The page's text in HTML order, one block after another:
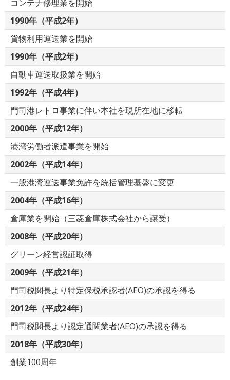
コンテナ修理業を開始
1990年（平成2年）
貨物利用運送業を開始
1990年（平成2年）
自動車運送取扱業を開始
1992年（平成4年）
門司港レトロ事業に伴い本社を現所在地に移転
2000年（平成12年）
港湾労働者派遣事業を開始
2002年（平成14年）
一般港湾運送事業免許を統括管理基盤に変更
2004年（平成16年）
倉庫業を開始（三菱倉庫株式会社から譲受）
2008年（平成20年）
グリーン経営認証取得
2009年（平成21年）
門司税関長より特定保税承認者(AEO)の承認を得る
2012年（平成24年）
門司税関長より認定通関業者(AEO)の承認を得る
2018年（平成30年）
創業100周年